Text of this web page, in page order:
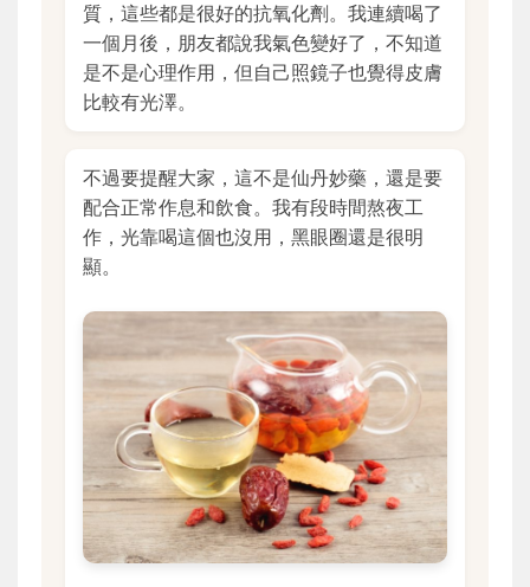
質，這些都是很好的抗氧化劑。我連續喝了
一個月後，朋友都說我氣色變好了，不知道
是不是心理作用，但自己照鏡子也覺得皮膚
比較有光澤。
不過要提醒大家，這不是仙丹妙藥，還是要
配合正常作息和飲食。我有段時間熬夜工
作，光靠喝這個也沒用，黑眼圈還是很明
顯。